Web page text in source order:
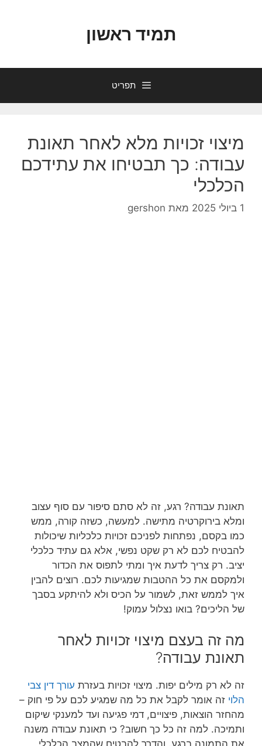
תמיד ראשון
תפריט
מיצוי זכויות מלא לאחר תאונת
עבודה: כך תבטיחו את עתידכם
הכלכלי
1 ביולי 2025 מאת gershon
תאונת עבודה? רגע, זה לא סתם סיפור עם סוף עצוב
ומלא בירוקרטיה מתישה. למעשה, כשזה קורה, ממש
כמו בקסם, נפתחות לפניכם זכויות כלכליות שיכולות
להבטיח לכם לא רק שקט נפשי, אלא גם עתיד כלכלי
יציב. רק צריך לדעת איך ומתי לתפוס את הכדור
ולמקסם את כל ההטבות שמגיעות לכם. רוצים להבין
איך לממש זאת, לשמור על הכיס ולא להיתקע בסבך
של הליכים? בואו נצלול עמוק!
מה זה בעצם מיצוי זכויות לאחר
תאונת עבודה?
זה לא רק מילים יפות. מיצוי זכויות בעזרת עורך דין צבי
הלוי זה אומר לקבל את כל מה שמגיע לכם על פי חוק –
מהחזר הוצאות, פיצויים, דמי פגיעה ועד למענקי שיקום
ותמיכה. למה זה כל כך חשוב? כי תאונת עבודה משנה
את התמונה ברגע, והדרך להבטיח שהמצב הכלכלי